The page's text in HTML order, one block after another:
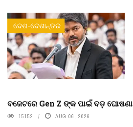
ଦେଶ-ଦେଶାନ୍ତର
ବଜେଟରେ Gen Z ଙ୍କ ପାଇଁ ବଡ଼ ଘୋଷଣା
15152 AUG 06, 2026